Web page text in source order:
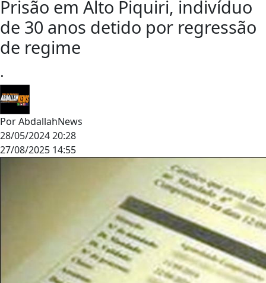
Prisão em Alto Piquiri, indivíduo
de 30 anos detido por regressão
de regime
.
PorAbdallahNews
28/05/2024 20:28
27/08/2025 14:55